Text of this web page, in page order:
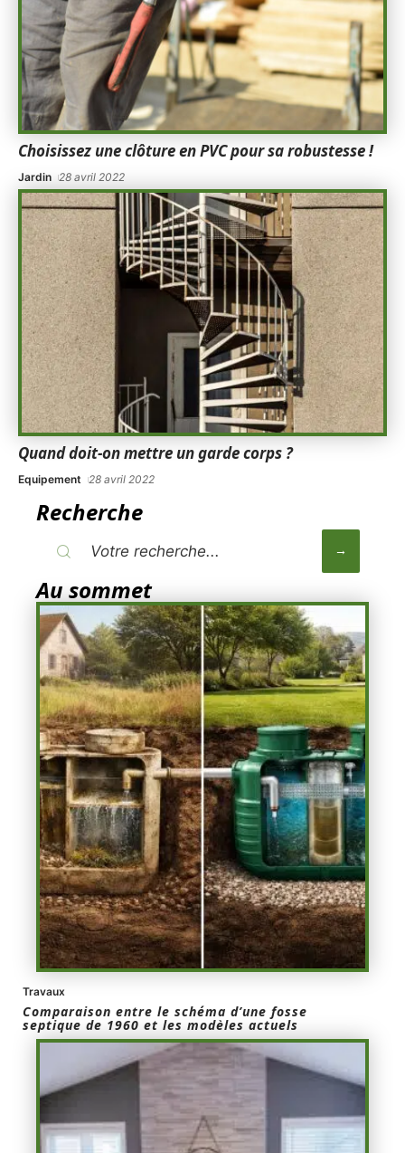
Choisissez une clôture en PVC pour sa robustesse !
Jardin 28 avril 2022
Quand doit-on mettre un garde corps ?
Equipement 28 avril 2022
Recherche
Au sommet
Travaux
Comparaison entre le schéma d’une fosse
septique de 1960 et les modèles actuels